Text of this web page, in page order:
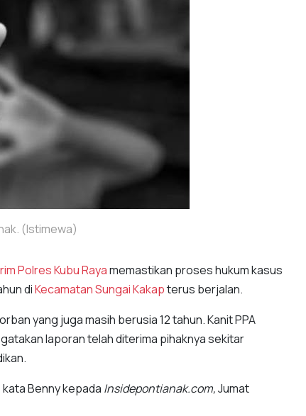
(Istimewa)
Polres Kubu Rayamemastikan proses hukum kasus
diKecamatan Sungai Kakapterus berjalan.
yang juga masih berusia 12 tahun. Kanit PPA
laporan telah diterima pihaknya sekitar
kata Benny kepada Insidepontianak.com,Jumat